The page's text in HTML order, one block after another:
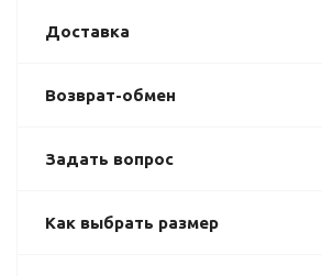
Доставка
Возврат-обмен
Задать вопрос
Как выбрать размер